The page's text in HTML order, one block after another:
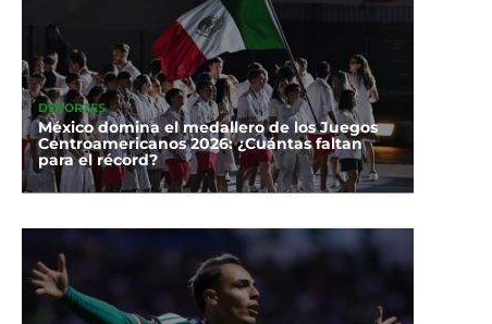
DEPORTES
México domina el medallero de los Juegos
Centroamericanos 2026: ¿Cuántas faltan
para el récord?